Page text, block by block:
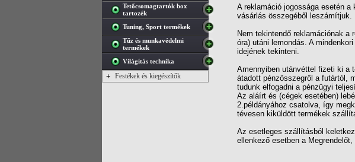
Tetőcsomagtartók box
tartozék
Tuning, Sport termékek
Tűz és munkavédelmi
termékek
Világítás technika
+ Festékek és kiegészítők
A reklamáció jogossága esetén
vásárlás összegéből leszámítjuk.
Nem tekintendő reklamációnak a
óra) utáni lemondás. A
idejének tekinteni.
Amennyiben utánvéttel fizeti ki a
átadott pénzösszegről a futártól,
tudunk elfogadni a pénzügyi
Az aláírt és (cégek esetében)
2.példányához csatolva, így
tévesen kiküldött termékek
Az esetleges szállításból
ellenkező esetben a